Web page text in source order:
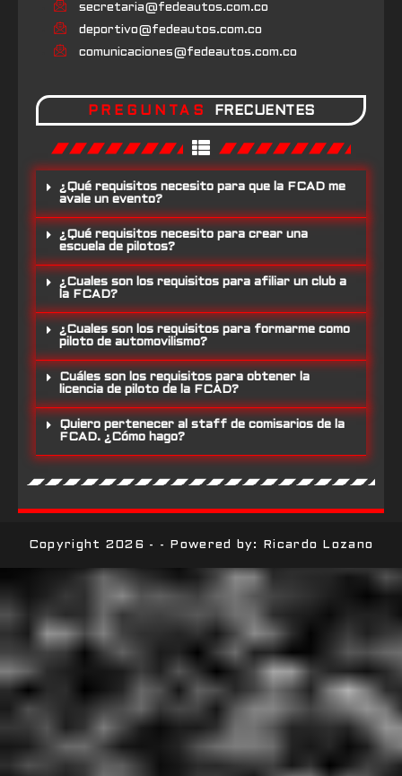
secretaria@fedeautos.com.co
deportivo@fedeautos.com.co
comunicaciones@fedeautos.com.co
PREGUNTAS FRECUENTES
¿Qué requisitos necesito para que la FCAD me
avale un evento?
¿Qué requisitos necesito para crear una
escuela de pilotos?
¿Cuales son los requisitos para afiliar un club a
la FCAD?
¿Cuales son los requisitos para formarme como
piloto de automovilismo?
Cuáles son los requisitos para obtener la
licencia de piloto de la FCAD?
Quiero pertenecer al staff de comisarios de la
FCAD. ¿Cómo hago?
Copyright 2026 - - Powered by: Ricardo Lozano